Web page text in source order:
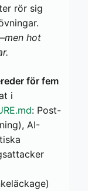
rör sig
hot
för fem
i
: Post-
AI-